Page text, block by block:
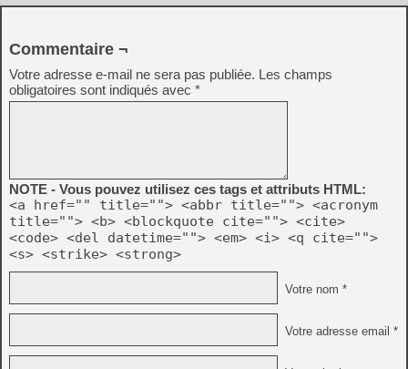
Commentaire ¬
Votre adresse e-mail ne sera pas publiée. Les champs
obligatoires sont indiqués avec *
NOTE - Vous pouvez utilisez ces tags et attributs HTML:
<a href="" title=""> <abbr title=""> <acronym
title=""> <b> <blockquote cite=""> <cite>
<code> <del datetime=""> <em> <i> <q cite="">
<s> <strike> <strong>
Votre nom *
Votre adresse email *